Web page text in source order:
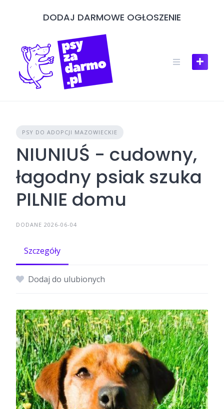
DODAJ DARMOWE OGŁOSZENIE
PSY DO ADOPCJI MAZOWIECKIE
NIUNIUŚ - cudowny,
łagodny psiak szuka
PILNIE domu
DODANE 2026-06-04
Szczegóły
Dodaj do ulubionych